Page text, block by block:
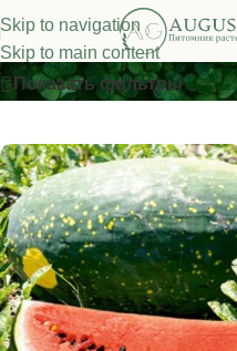
Skip to navigation
Skip to main content
Прочие овощи
Показать фильтры